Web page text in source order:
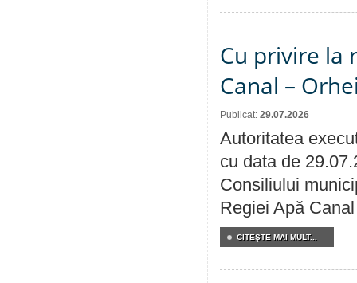
Cu privire la
Canal –
Publicat: 29.07.2026
Autoritatea
cu data de
Consiliului
Regiei Apă
CITEŞTE MAI MULT...